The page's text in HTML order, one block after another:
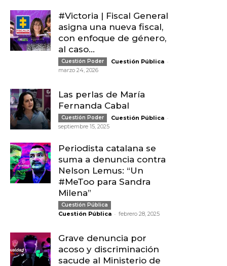
#Victoria | Fiscal General
asigna una nueva fiscal,
con enfoque de género,
al caso...
Cuestión Poder Cuestión Pública -
marzo 24, 2026
Las perlas de María
Fernanda Cabal
Cuestión Poder Cuestión Pública -
septiembre 15, 2025
Periodista catalana se
suma a denuncia contra
Nelson Lemus: “Un
#MeToo para Sandra
Milena”
Cuestión Pública
Cuestión Pública - febrero 28, 2025
Grave denuncia por
acoso y discriminación
sacude al Ministerio de